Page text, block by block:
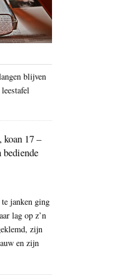
blijven
17 –
janken ging
lag op z’n
zijn
en zijn